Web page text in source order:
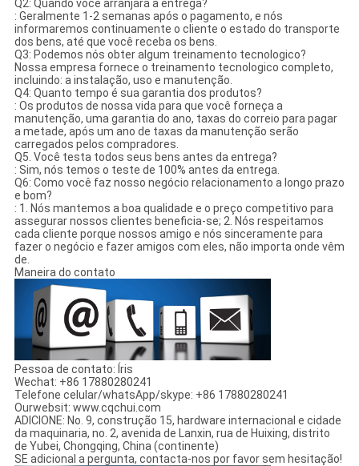
Q2: Quando você arranjará a entrega?
: Geralmente 1-2 semanas após o pagamento, e nós
informaremos continuamente o cliente o estado do transporte
dos bens, até que você receba os bens.
Q3: Podemos nós obter algum treinamento tecnologico?
Nossa empresa fornece o treinamento tecnologico completo,
incluindo: a instalação, uso e manutenção.
Q4: Quanto tempo é sua garantia dos produtos?
: Os produtos de nossa vida para que você forneça a
manutenção, uma garantia do ano, taxas do correio para pagar
a metade, após um ano de taxas da manutenção serão
carregados pelos compradores.
Q5. Você testa todos seus bens antes da entrega?
: Sim, nós temos o teste de 100% antes da entrega.
Q6: Como você faz nosso negócio relacionamento a longo prazo
e bom?
: 1. Nós mantemos a boa qualidade e o preço competitivo para
assegurar nossos clientes beneficia-se; 2. Nós respeitamos
cada cliente porque nossos amigo e nós sinceramente para
fazer o negócio e fazer amigos com eles, não importa onde vêm
de.
Maneira do contato
Pessoa de contato: Íris
Wechat: +86 17880280241
Telefone celular/whatsApp/skype: +86 17880280241
Ourwebsit: www.cqchui.com
ADICIONE: No. 9, construção 15, hardware internacional e cidade
da maquinaria, no. 2, avenida de Lanxin, rua de Huixing, distrito
de Yubei, Chongqing, China (continente)
SE adicional a pergunta, contacta-nos por favor sem hesitação!